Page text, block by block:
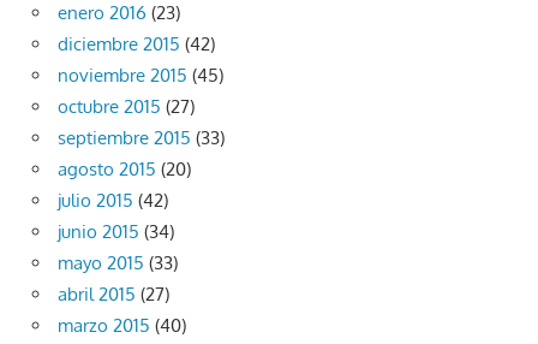
enero 2016 (23)
diciembre 2015 (42)
noviembre 2015 (45)
octubre 2015 (27)
septiembre 2015 (33)
agosto 2015 (20)
julio 2015 (42)
junio 2015 (34)
mayo 2015 (33)
abril 2015 (27)
marzo 2015 (40)